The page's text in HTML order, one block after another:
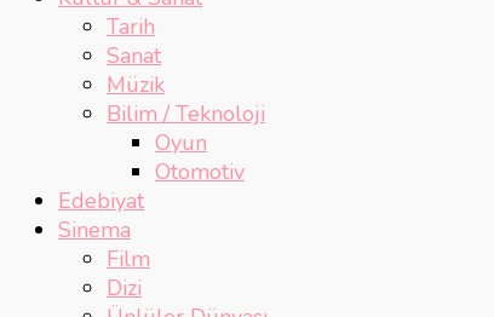
Tarih
Sanat
Müzik
Bilim / Teknoloji
Oyun
Otomotiv
Edebiyat
Sinema
Film
Dizi